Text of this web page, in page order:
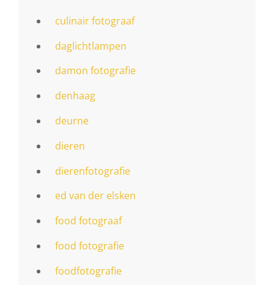
culinair fotograaf
daglichtlampen
damon fotografie
denhaag
deurne
dieren
dierenfotografie
ed van der elsken
food fotograaf
food fotografie
foodfotografie